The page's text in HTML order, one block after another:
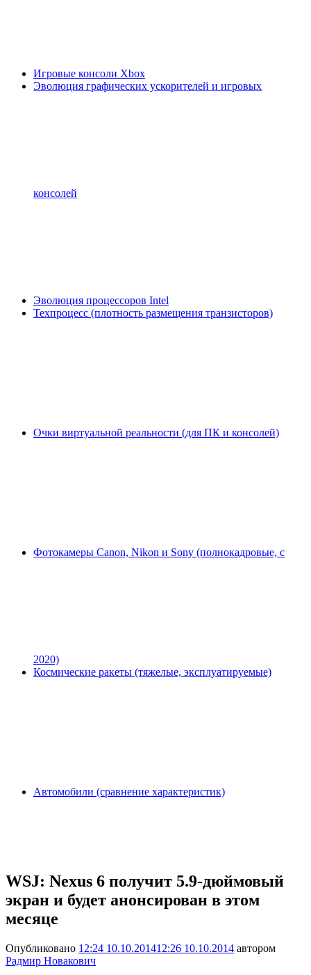
Игровые консоли Xbox
Эволюция графических ускорителей и игровых
консолей
Эволюция процессоров Intel
Техпроцесс (плотность размещения транзисторов)
Очки виртуальной реальности (для ПК и консолей)
Фотокамеры Canon, Nikon и Sony (полнокадровые, с
2020)
Космические ракеты (тяжелые, эксплуатируемые)
Автомобили (сравнение характеристик)
WSJ: Nexus 6 получит 5.9-дюймовый
экран и будет анонсирован в этом
месяце
Опубликовано 12:24 10.10.201412:26 10.10.2014 автором
Радмир Новакович